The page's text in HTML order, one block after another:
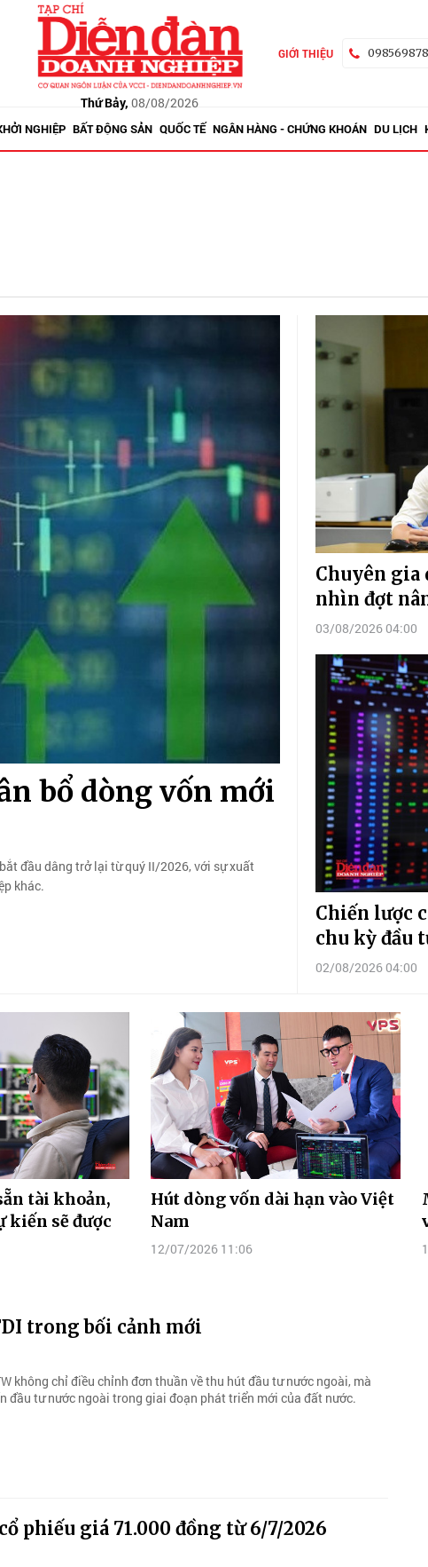
Thứ Bảy, 08/08/2026
GIỚI THIỆU
NGHIỆP BẤT ĐỘNG SẢN QUỐC TẾ NGÂN HÀNG - CHỨNG KHOÁN DU LỊCH
bổ dòng vốn mới
đầu dâng trở lại từ quý II/2026, với sự xuất
khác.
Chuyên gia
nhìn đợt
03/08/2026 04:00
Chiến lược
chu kỳ đầu
02/08/2026 04:00
tài khoản,
kiến sẽ được
Hút dòng vốn dài hạn vào Việt
Nam
12/07/2026 11:06
trong bối cảnh mới
không chỉ điều chỉnh đơn thuần về thu hút đầu tư nước ngoài, mà
đầu tư nước ngoài trong giai đoạn phát triển mới của đất nước.
phiếu giá 71.000 đồng từ 6/7/2026